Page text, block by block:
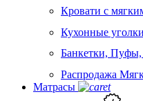
Кровати с
Кухонные уголки
Банкетки,
Распродажа
Матрасы